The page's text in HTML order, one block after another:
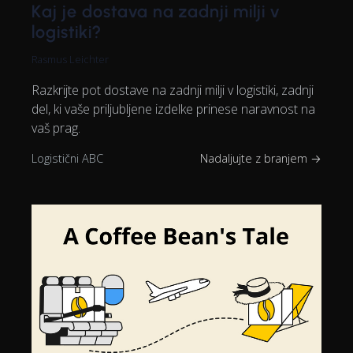
Kaj je dostava na zadnji milji v
logistiki?
Rasmus Leichter
Razkrijte pot dostave na zadnji milji v logistiki, zadnji
del, ki vaše priljubljene izdelke prinese naravnost na
vaš prag.
Logistični ABC Nadaljujte z branjem →